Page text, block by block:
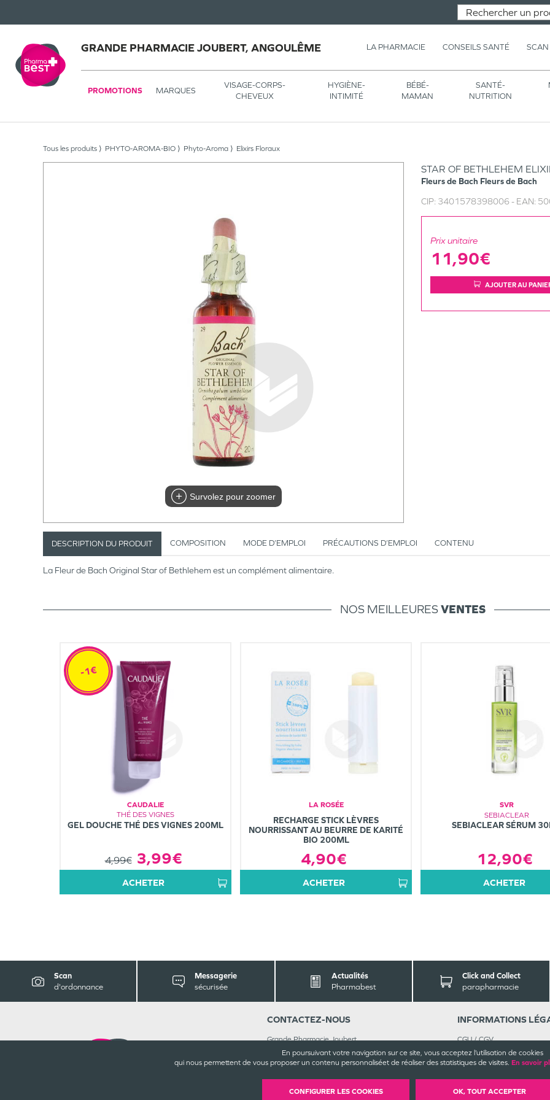
En poursuivant votre navigation sur ce site, vous acceptez l’utilisation de cookies
qui nous permettent de vous proposer un contenu personnaliséet de réaliser des statistiques de visites. En savoir
CONFIGURER LES COOKIES OK, TOUT ACCEPTER
GRANDE PHARMACIE JOUBERT, ANGOULÊME LA PHARMACIE CONSEILS SANTÉ SCAN
PROMOTIONS MARQUES
VISAGE-CORPS-
CHEVEUX
HYGIÈNE-
INTIMITÉ
BÉBÉ-
MAMAN
SANTÉ-
NUTRITION
Tous les produits PHYTO-AROMA-BIO Phyto-Aroma Elixirs Floraux
Survolez pour zoomer
STAR OF BETHLEHEM
Fleurs de Bach Fleurs de Bach
CIP: 3401578398006 - EAN:
Prix unitaire
11,90€
AJOUTER AU
DESCRIPTION DU PRODUIT COMPOSITION MODE D’EMPLOI PRÉCAUTIONS D’EMPLOI CONTENU
La Fleur de Bach Original Star of Bethlehem est un complément alimentaire.
NOS MEILLEURESVENTES
CAUDALIE
THÉ DES VIGNES
GEL DOUCHE THÉ DES VIGNES 200ML
4,99€ 3,99€
-1€
ACHETER
LA ROSÉE
RECHARGE STICK LÈVRES
NOURRISSANT AU BEURRE DE KARITÉ
BIO 200ML
4,90€
ACHETER
SVR
SEBIACLEAR
SEBIACLEAR SÉRUM
12,90€
ACHETER
Scan
d'ordonnance
Messagerie
sécurisée
Actualités
Pharmabest
Click and Collect
parapharmacie
CONTACTEZ-NOUS
Grande Pharmacie Joubert
9 rue René Goscinny
Angoulême
05 45 92 57 44
Rejoignez-nous
INFORMATIONS
CGU / CGV
Mentions légales
Plan du site
Cookies et confidentialité
Rappels de produits
© Valwin